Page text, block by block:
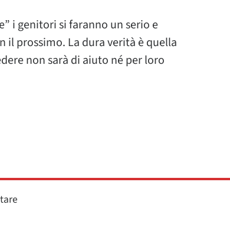
i genitori si faranno un serio e
il prossimo. La dura verità è quella
non sarà di aiuto né per loro